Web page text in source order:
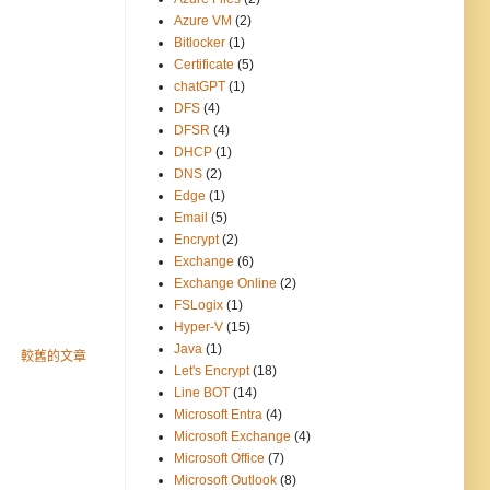
較舊的文章
Azure VM (2)
Bitlocker (1)
Certificate (5)
chatGPT (1)
DFS (4)
DFSR (4)
DHCP (1)
DNS (2)
Edge (1)
Email (5)
Encrypt (2)
Exchange (6)
Exchange Online (2)
FSLogix (1)
Hyper-V (15)
Java (1)
Let's Encrypt (18)
Line BOT (14)
Microsoft Entra (4)
Microsoft Exchange (4)
Microsoft Office (7)
Microsoft Outlook (8)